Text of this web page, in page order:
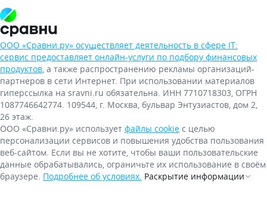
ООО «Сравни.ру» осуществляет деятельность в сфере IT:
сервис предоставляет онлайн-услуги по подбору финансовых
продуктов, а также распространению рекламы организаций-
партнеров в сети Интернет. При использовании материалов
гиперссылка на sravni.ru обязательна. ИНН 7710718303, ОГРН
1087746642774. 109544, г. Москва, бульвар Энтузиастов, дом 2,
26 этаж.
ООО «Сравни.ру» использует файлы cookie с целью
персонализации сервисов и повышения удобства пользования
веб-сайтом. Если вы не хотите, чтобы ваши пользовательские
данные обрабатывались, ограничьте их использование в своём
браузере. Подробнее об условиях. Раскрытие информации